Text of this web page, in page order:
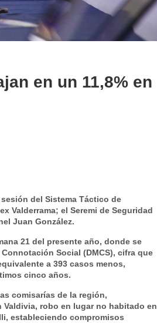
en un 11,8% en
del Sistema Táctico de
Valderrama; el Seremi de Seguridad
Juan González.
21 del presente año, donde se
Social (DMCS), cifra que
a 393 casos menos,
cinco años.
comisarías de la región,
robo en lugar no habitado en
estableciendo compromisos